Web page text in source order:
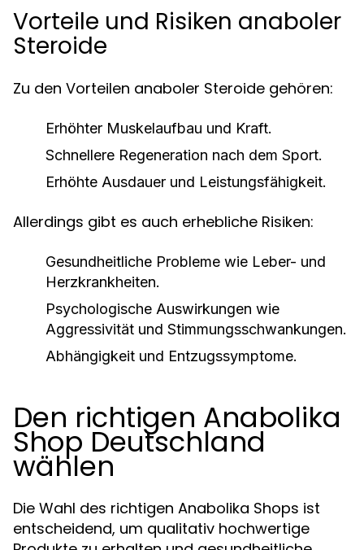
Vorteile und Risiken anaboler
Steroide
Zu den Vorteilen anaboler Steroide gehören:
Erhöhter Muskelaufbau und Kraft.
Schnellere Regeneration nach dem Sport.
Erhöhte Ausdauer und Leistungsfähigkeit.
Allerdings gibt es auch erhebliche Risiken:
Gesundheitliche Probleme wie Leber- und
Herzkrankheiten.
Psychologische Auswirkungen wie
Aggressivität und Stimmungsschwankungen.
Abhängigkeit und Entzugssymptome.
Den richtigen Anabolika
Shop Deutschland
wählen
Die Wahl des richtigen Anabolika Shops ist
entscheidend, um qualitativ hochwertige